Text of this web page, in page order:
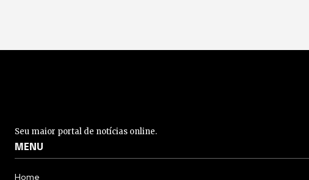
Seu maior portal de notícias online.
MENU
Home